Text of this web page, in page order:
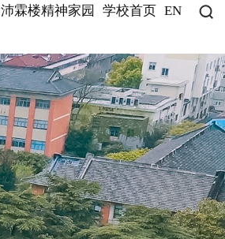
沛霖楼精神家园 学校首页 EN